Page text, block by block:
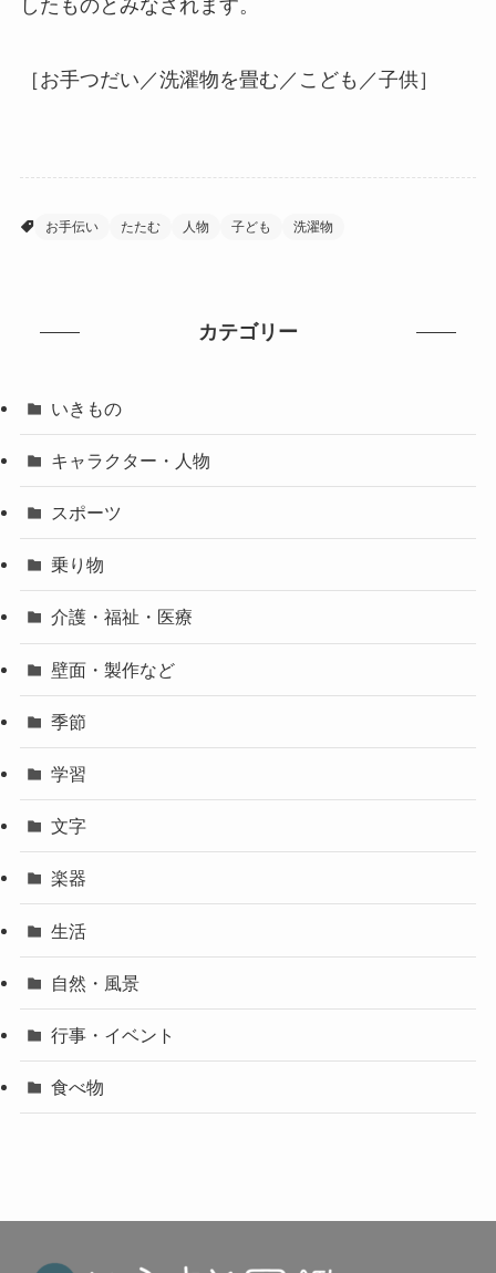
したものとみなされます。
［お手つだい／洗濯物を畳む／こども／子供］
お手伝い たたむ 人物 子ども 洗濯物
カテゴリー
いきもの
キャラクター・人物
スポーツ
乗り物
介護・福祉・医療
壁面・製作など
季節
学習
文字
楽器
生活
自然・風景
行事・イベント
食べ物